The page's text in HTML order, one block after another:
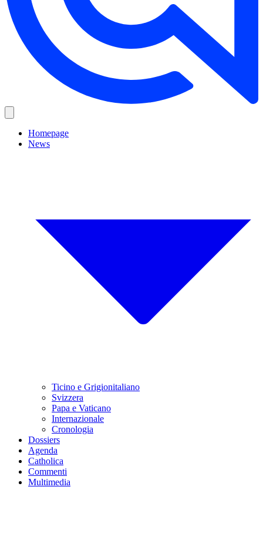
Homepage
News
Ticino e Grigionitaliano
Svizzera
Papa e Vaticano
Internazionale
Cronologia
Dossiers
Agenda
Catholica
Commenti
Multimedia